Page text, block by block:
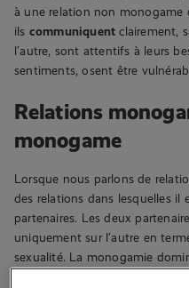
à une relation non monogame
ils communiquentclairement,
l’autre, sont attentifs à leurs
sentiments, osent être
Relations
monogame
Lorsque nous parlons de
des relations dans lesquelles il
partenaires. Les deux
uniquement sur l’autre en
sexualité. La monogamie